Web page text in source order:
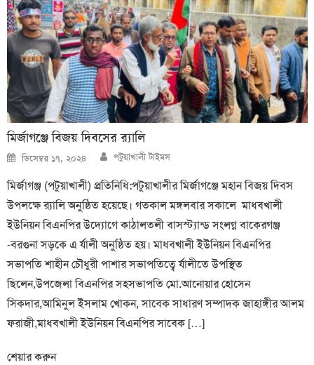
মির্জাগঞ্জে বিজয় দিবসের র‍্যালি
Posted
on
ডিসেম্বর ১৭, ২০২৪ Author
পটুয়াখালী টাইমস
মির্জাগঞ্জ (পটুয়াখালী) প্রতিনিধি:পটুয়াখালীর মির্জাগঞ্জে মহান বিজয় দিবস
উপলক্ষে র‍্যালি অনুষ্ঠিত হয়েছে। গতকাল মঙ্গলবার সকালে মাধবখালী
ইউনিয়ন বিএনপির উদ্যোগে কাঠালতলী বাসস্ট্যান্ড সংলগ্ন বাকেরগঞ্জ
-বরগুনা সড়কে এ র্যালী অনুষ্ঠিত হয়। মাধবখালী ইউনিয়ন বিএনপির
সভাপতি শাহীন চৌধুরী পাশার সভাপতিত্বে র্যালীতে উপস্থিত
ছিলেন,উপজেলা বিএনপির সহসভাপতি মো.আনোয়ার হোসেন
সিকদার,আমিনুল ইসলাম খোকন, সাবেক সাধারণ সম্পাদক জাহাঙ্গীর আলম
ফরাজী,মাধবখালী ইউনিয়ন বিএনপির সাবেক […]
শেয়ার করুন